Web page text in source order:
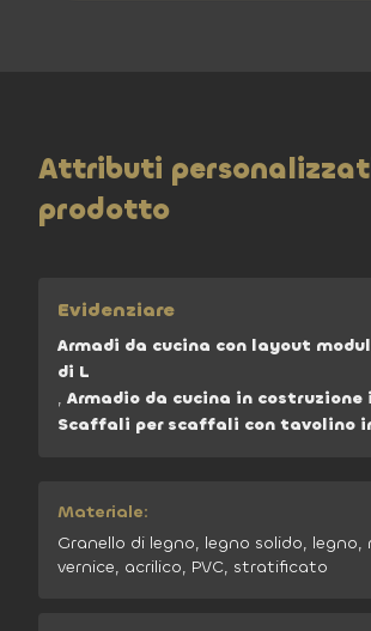
Attributi
prodotto
Evidenziare
Armadi da cucina con layout
di L
, Armadio da cucina in
Scaffali per scaffali con tavolino
Materiale:
Granello di legno, legno solido, legno,
vernice, acrilico, PVC, stratificato